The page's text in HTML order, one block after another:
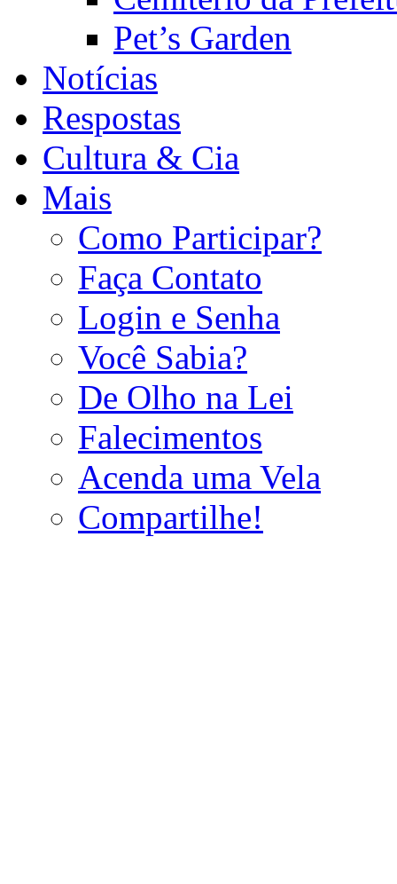
Pet’s Garden
Notícias
Respostas
Cultura & Cia
Mais
Como Participar?
Faça Contato
Login e Senha
Você Sabia?
De Olho na Lei
Falecimentos
Acenda uma Vela
Compartilhe!